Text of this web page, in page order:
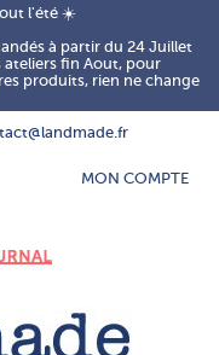
l'été ☀️
à partir du 24 Juillet
ateliers fin Aout, pour
produits, rien ne change
MON COMPTE